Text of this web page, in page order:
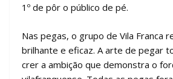
1º de pôr o público de pé.
Nas pegas, o grupo de Vila Franca
brilhante e eficaz. A arte de pegar
crer a ambição que demonstra o